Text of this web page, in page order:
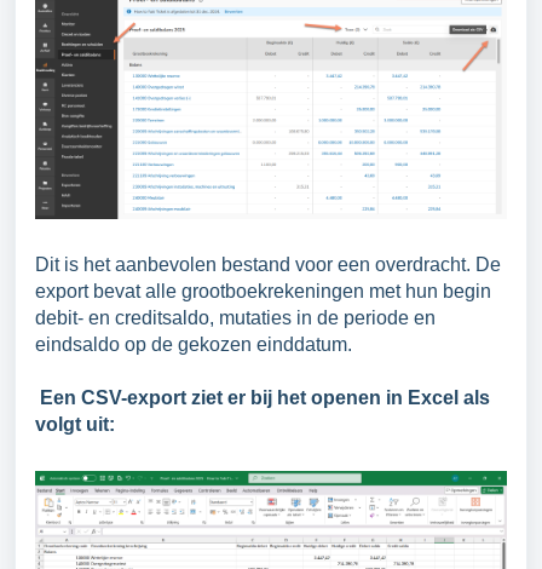
Dit is het aanbevolen bestand voor een overdracht. De
export bevat alle grootboekrekeningen met hun begin
debit- en creditsaldo, mutaties in de periode en
eindsaldo op de gekozen einddatum.
Een CSV-export ziet er bij het openen in Excel als
volgt uit: